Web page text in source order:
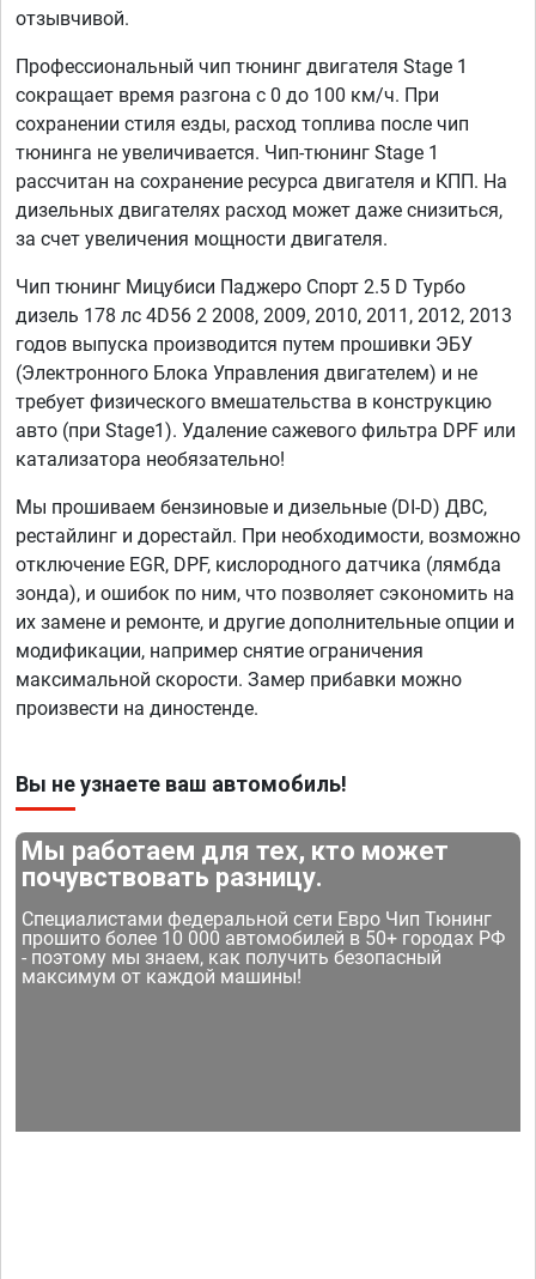
отзывчивой.
Профессиональный чип тюнинг двигателя Stage 1
сокращает время разгона с 0 до 100 км/ч. При
сохранении стиля езды, расход топлива после чип
тюнинга не увеличивается. Чип-тюнинг Stage 1
рассчитан на сохранение ресурса двигателя и КПП. На
дизельных двигателях расход может даже снизиться,
за счет увеличения мощности двигателя.
Чип тюнинг Мицубиси Паджеро Спорт 2.5 D Турбо
дизель 178 лс 4D56 2 2008, 2009, 2010, 2011, 2012, 2013
годов выпуска производится путем прошивки ЭБУ
(Электронного Блока Управления двигателем) и не
требует физического вмешательства в конструкцию
авто (при Stage1). Удаление сажевого фильтра DPF или
катализатора необязательно!
Мы прошиваем бензиновые и дизельные (DI-D) ДВС,
рестайлинг и дорестайл. При необходимости, возможно
отключение EGR, DPF, кислородного датчика (лямбда
зонда), и ошибок по ним, что позволяет сэкономить на
их замене и ремонте, и другие дополнительные опции и
модификации, например снятие ограничения
максимальной скорости. Замер прибавки можно
произвести на диностенде.
Вы не узнаете ваш автомобиль!
Мы работаем для тех, кто может
почувствовать разницу.
Специалистами федеральной сети Евро Чип Тюнинг
прошито более 10 000 автомобилей в 50+ городах РФ
- поэтому мы знаем, как получить безопасный
максимум от каждой машины!